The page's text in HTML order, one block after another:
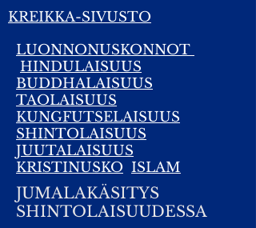
KREIKKA-SIVUSTO
LUONNONUSKONNOT
HINDULAISUUS
BUDDHALAISUUS
TAOLAISUUS
KUNGFUTSELAISUUS
SHINTOLAISUUS
JUUTALAISUUS
KRISTINUSKO ISLAM
JUMALAKÄSITYS
SHINTOLAISUUDESSA